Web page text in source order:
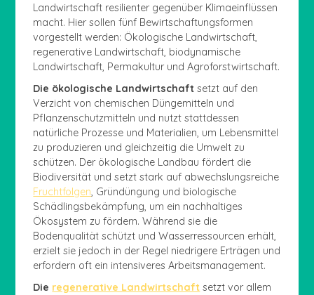
Landwirtschaft resilienter gegenüber Klimaeinflüssen
macht. Hier sollen fünf Bewirtschaftungsformen
vorgestellt werden: Ökologische Landwirtschaft,
regenerative Landwirtschaft, biodynamische
Landwirtschaft, Permakultur und Agroforstwirtschaft.
Die ökologische Landwirtschaft setzt auf den
Verzicht von chemischen Düngemitteln und
Pflanzenschutzmitteln und nutzt stattdessen
natürliche Prozesse und Materialien, um Lebensmittel
zu produzieren und gleichzeitig die Umwelt zu
schützen. Der ökologische Landbau fördert die
Biodiversität und setzt stark auf abwechslungsreiche
Fruchtfolgen , Gründüngung und biologische
Schädlingsbekämpfung, um ein nachhaltiges
Ökosystem zu fördern. Während sie die
Bodenqualität schützt und Wasserressourcen erhält,
erzielt sie jedoch in der Regel niedrigere Erträgen und
erfordern oft ein intensiveres Arbeitsmanagement.
Die regenerative Landwirtschaft setzt vor allem